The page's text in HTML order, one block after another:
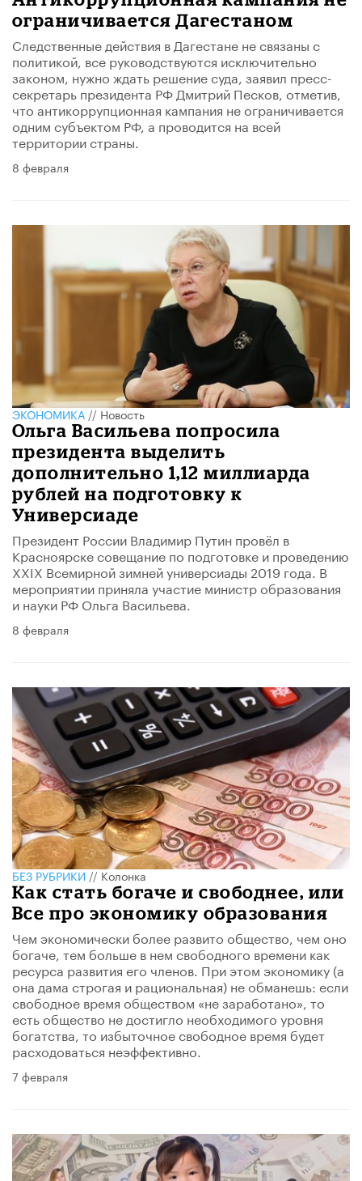
ограничивается Дагестаном
Следственные действия в Дагестане не связаны с
политикой, все руководствуются исключительно
законом, нужно ждать решение суда, заявил пресс-
секретарь президента РФ Дмитрий Песков, отметив,
что антикоррупционная кампания не ограничивается
одним субъектом РФ, а проводится на всей
территории страны.
8 февраля
ЭКОНОМИКА//Новость
Ольга Васильева попросила
президента выделить
дополнительно 1,12 миллиарда
рублей на подготовку к
Универсиаде
Президент России Владимир Путин провёл в
Красноярске совещание по подготовке и проведению
XXIX Всемирной зимней универсиады 2019 года. В
мероприятии приняла участие министр образования
и науки РФ Ольга Васильева.
8 февраля
БЕЗ РУБРИКИ//Колонка
Как стать богаче и свободнее, или
Все про экономику образования
Чем экономически более развито общество, чем оно
богаче, тем больше в нем свободного времени как
ресурса развития его членов. При этом экономику (а
она дама строгая и рациональная) не обманешь: если
свободное время обществом «не заработано», то
есть общество не достигло необходимого уровня
богатства, то избыточное свободное время будет
расходоваться неэффективно.
7 февраля